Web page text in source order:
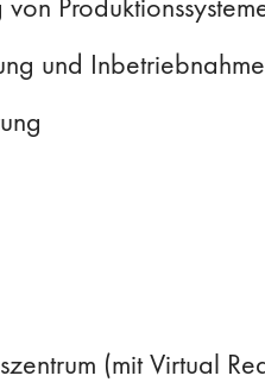
und
(mit Virtual